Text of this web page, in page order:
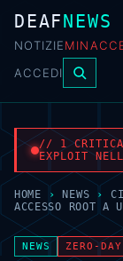
DEAFNEWS
NOTIZIE
ACCEDI
// 1
EXPLOIT
HOME › NEWS ›
ACCESSO ROOT A
NEWS ZERO-DAY